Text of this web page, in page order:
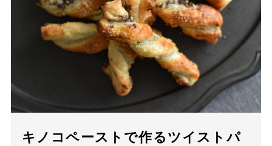
キノコペーストで作るツイストパ